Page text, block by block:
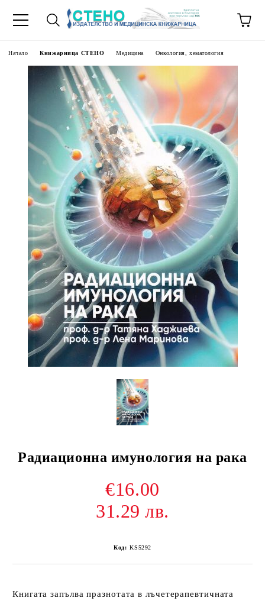
Начало Книжарница СТЕНО Медицина Онкология, хематология
Радиационна имунология на рака
€16.00
31.29 лв.
Код: KS5292
Книгата запълва празнотата в лъчетерапевтичната